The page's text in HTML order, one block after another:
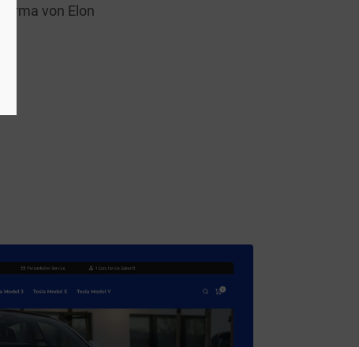
von Elon